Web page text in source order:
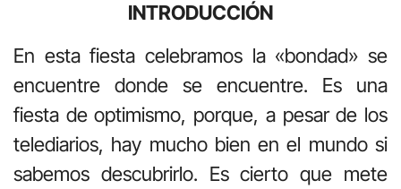
INTRODUCCIÓN
En esta fiesta celebramos la «bondad» se
encuentre donde se encuentre. Es una
fiesta de optimismo, porque, a pesar de los
telediarios, hay mucho bien en el mundo si
sabemos descubrirlo. Es cierto que mete